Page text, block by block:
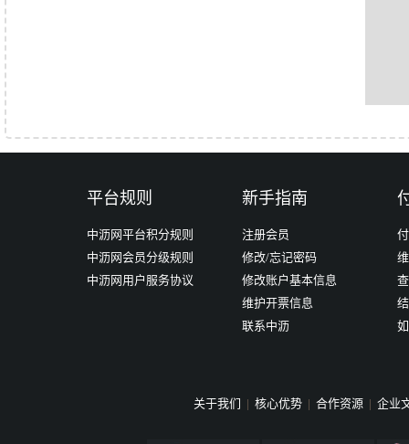
平台规则
中沥网平台积分规则
中沥网会员分级规则
中沥网用户服务协议
新手指南
注册会员
修改/忘记密码
修改账户基本信息
维护开票信息
联系中沥
关于我们 | 核心优势 | 合作资源 | 企业